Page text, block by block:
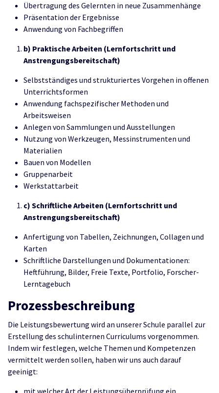
Übertragung des Gelernten in neue Zusammenhänge
Präsentation der Ergebnisse
Anwendung von Fachbegriffen
b) Praktische Arbeiten (Lernfortschritt und
Anstrengungsbereitschaft)
Selbstständiges und strukturiertes Vorgehen in offenen
Unterrichtsformen
Anwendung fachspezifischer Methoden und
Arbeitsweisen
Anlegen von Sammlungen und Ausstellungen
Nutzung von Werkzeugen, Messinstrumenten und
Materialien
Bauen von Modellen
Gruppenarbeit
Werkstattarbeit
c) Schriftliche Arbeiten (Lernfortschritt und
Anstrengungsbereitschaft)
Anfertigung von Tabellen, Zeichnungen, Collagen und
Karten
Schriftliche Darstellungen und Dokumentationen:
Heftführung, Bilder, Freie Texte, Portfolio, Forscher-
Lerntagebuch
Prozessbeschreibung
Die Leistungsbewertung wird an unserer Schule parallel zur
Erstellung des schulinternen Curriculums vorgenommen.
Indem wir festlegen, welche Themen und Kompetenzen
vermittelt werden sollen, haben wir uns auch darauf
geeinigt:
mit welcher Art der Leistungsüberprüfung ein